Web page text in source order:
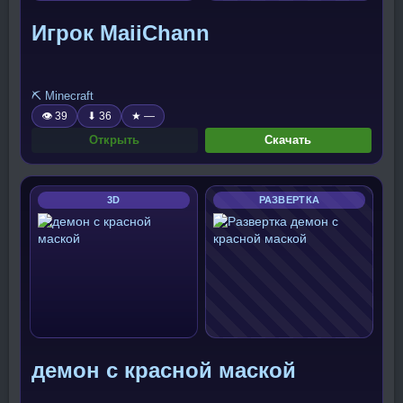
Игрок MaiiChann
⛏️ Minecraft
👁 39 ⬇ 36 ★ —
Открыть Скачать
3D РАЗВЕРТКА
демон с красной маской